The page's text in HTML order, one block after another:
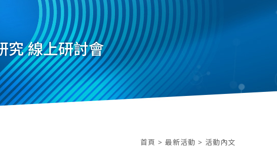
究 線上研討會
首頁 > 最新活動 > 活動內文